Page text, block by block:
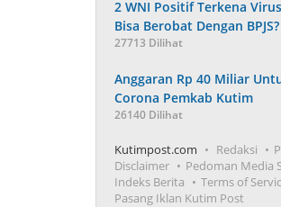
2 WNI Positif Terkena
Bisa Berobat Dengan BPJS?
27713 Dilihat
Anggaran Rp 40 Miliar
Corona Pemkab Kutim
26140 Dilihat
Kutimpost.com Redaksi
Disclaimer
Pedoman Media
Indeks Berita
Terms of
Pasang Iklan Kutim Post